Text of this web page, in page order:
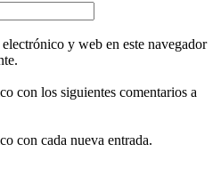
y web en este navegador
con los siguientes comentarios a
con cada nueva entrada.